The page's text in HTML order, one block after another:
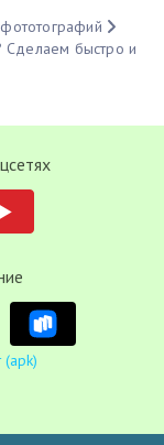
Сделаем быстро и
(apk)